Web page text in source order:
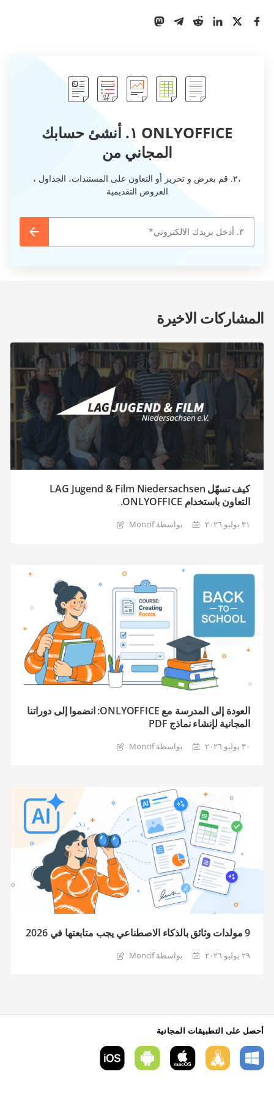
ONLYOFFICE ١. أنشئ حسابك
المجاني من
،٢. قم بعرض و تحرير أو التعاون على المستندات، الجداول ،
العروض التقديمية
المشاركات الاخيرة
كيف تسهّل LAG Jugend & Film Niedersachsen
التعاون باستخدام ONLYOFFICE.
٣١ يوليو ٢٠٢٦ بواسطة Moncif
العودة إلى المدرسة مع ONLYOFFICE: انضموا إلى دوراتنا
المجانية لإنشاء نماذج PDF
٣٠ يوليو ٢٠٢٦ بواسطة Moncif
9 مولدات وثائق بالذكاء الاصطناعي يجب متابعتها في 2026
٢٩ يوليو ٢٠٢٦ بواسطة Moncif
أحصل على التطبيقات المجانية